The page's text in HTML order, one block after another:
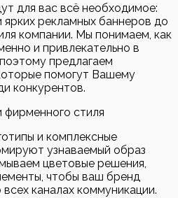
для вас всё необходимое:
ярких рекламных баннеров до
компании. Мы понимаем, как
и привлекательно в
предлагаем
помогут Вашему
конкурентов.
фирменного стиля
и комплексные
узнаваемый образ
цветовые решения,
чтобы ваш бренд
каналах коммуникации.